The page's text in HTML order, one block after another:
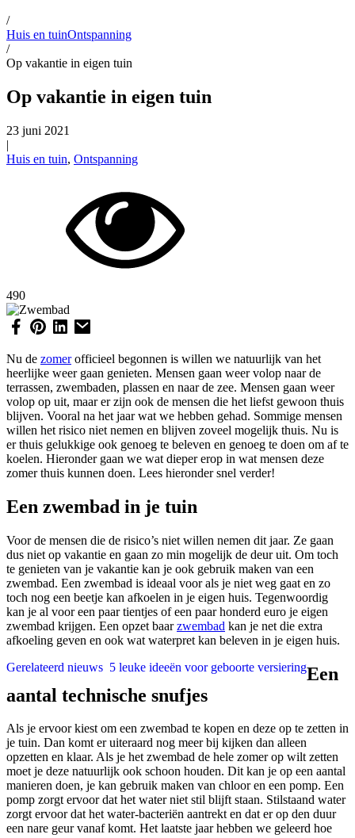
/
Huis en tuinOntspanning
/
Op vakantie in eigen tuin
Op vakantie in eigen tuin
23 juni 2021
|
Huis en tuin, Ontspanning
490
Nu de zomerofficieel begonnen is willen we natuurlijk van het
heerlijke weer gaan genieten. Mensen gaan weer volop naar de
terrassen, zwembaden, plassen en naar de zee. Mensen gaan weer
volop op uit, maar er zijn ook de mensen die het liefst gewoon thuis
blijven. Vooral na het jaar wat we hebben gehad. Sommige mensen
willen het risico niet nemen en blijven zoveel mogelijk thuis. Nu is
er thuis gelukkige ook genoeg te beleven en genoeg te doen om af te
koelen. Hieronder gaan we wat dieper erop in wat mensen deze
zomer thuis kunnen doen. Lees hieronder snel verder!
Een zwembad in je tuin
Voor de mensen die de risico’s niet willen nemen dit jaar. Ze gaan
dus niet op vakantie en gaan zo min mogelijk de deur uit. Om toch
te genieten van je vakantie kan je ook gebruik maken van een
zwembad. Een zwembad is ideaal voor als je niet weg gaat en zo
toch nog een beetje kan afkoelen in je eigen huis. Tegenwoordig
kan je al voor een paar tientjes of een paar honderd euro je eigen
zwembad krijgen. Een opzet baarzwembad kan je net die extra
afkoeling geven en ook wat waterpret kan beleven in je eigen huis.
Gerelateerd nieuws 5 leuke ideeën voor geboorte versieringEen
aantal technische snufjes
Als je ervoor kiest om een zwembad te kopen en deze op te zetten in
je tuin. Dan komt er uiteraard nog meer bij kijken dan alleen
opzetten en klaar. Als je het zwembad de hele zomer op wilt zetten
moet je deze natuurlijk ook schoon houden. Dit kan je op een aantal
manieren doen, je kan gebruik maken van chloor en een pomp. Een
pomp zorgt ervoor dat het water niet stil blijft staan. Stilstaand water
zorgt ervoor dat het water-bacteriën aantrekt en dat er op den duur
een nare geur vanaf komt. Het laatste jaar hebben we geleerd hoe